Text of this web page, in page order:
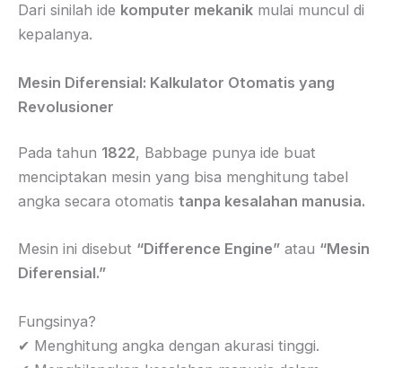
Dari sinilah ide komputer mekanik mulai muncul di
kepalanya.
Mesin Diferensial: Kalkulator Otomatis yang
Revolusioner
Pada tahun 1822, Babbage punya ide buat
menciptakan mesin yang bisa menghitung tabel
angka secara otomatis tanpa kesalahan manusia.
Mesin ini disebut “Difference Engine” atau “Mesin
Diferensial.”
Fungsinya?
✔ Menghitung angka dengan akurasi tinggi.